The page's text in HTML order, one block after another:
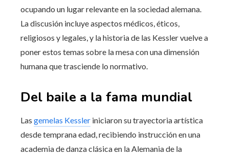
ocupando un lugar relevante en la sociedad alemana.
La discusión incluye aspectos médicos, éticos,
religiosos y legales, y la historia de las Kessler vuelve a
poner estos temas sobre la mesa con una dimensión
humana que trasciende lo normativo.
Del baile a la fama mundial
Las gemelas Kessler iniciaron su trayectoria artística
desde temprana edad, recibiendo instrucción en una
academia de danza clásica en la Alemania de la